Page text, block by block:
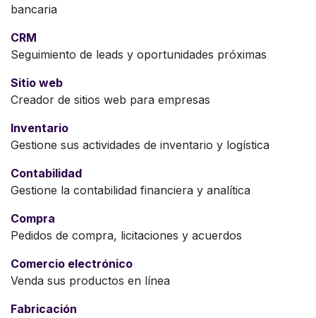
bancaria
CRM
Seguimiento de leads y oportunidades próximas
Sitio web
Creador de sitios web para empresas
Inventario
Gestione sus actividades de inventario y logística
Contabilidad
Gestione la contabilidad financiera y analítica
Compra
Pedidos de compra, licitaciones y acuerdos
Comercio electrónico
Venda sus productos en línea
Fabricación